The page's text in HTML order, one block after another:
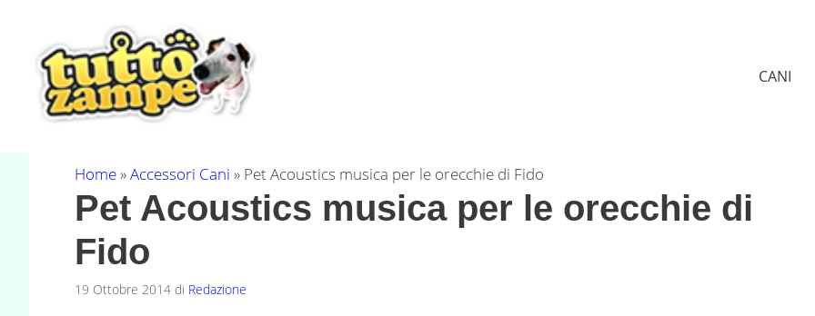
contenuto
CANI
Home»Accessori Cani » Pet Acoustics musica per le orecchie di Fido
Pet Acoustics musica per le orecchie di
Fido
19 Ottobre 2014 di Redazione